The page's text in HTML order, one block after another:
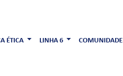
ÉTICA LINHA 6 COMUNIDADE